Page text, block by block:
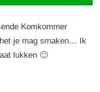
Komkommer
je mag smaken… Ik
lukken 🙂